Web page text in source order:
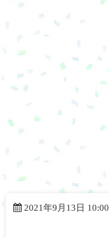
2021年9月13日 10:00